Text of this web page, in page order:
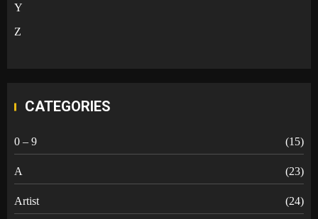
Y
Z
CATEGORIES
0 – 9 (15)
A (23)
Artist (24)